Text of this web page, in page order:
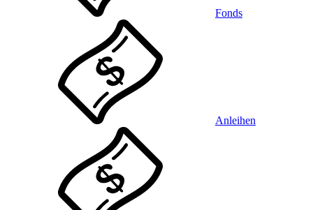
Fonds
Anleihen